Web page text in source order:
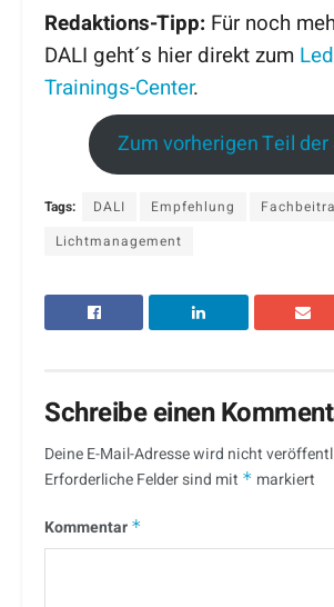
Redaktions-Tipp: Für noch
DALI geht´s hier direkt zum
Trainings-Center.
Zum vorherigen Teil der
Tags: DALI Empfehlung
Lichtmanagement
Schreibe einen
Deine E-Mail-Adresse wird nicht
Erforderliche Felder sind mit * markiert
Kommentar *